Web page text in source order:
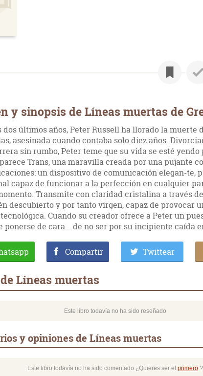
y sinopsis de Líneas muertas de
dos últimos años, Peter Russell ha llorado la muerte
asesinada cuando contaba solo diez años.
sin rumbo, Peter teme que su vida se esté yendo
Trans, una maravilla creada por una pujante
un dispositivo de comunicación elegan-te,
capaz de funcionar a la perfección en cualquier
Transmite con claridad cristalina a través
descubierto y por tanto virgen, capaz de provocar
Cuando su creador ofrece a Peter un
ponerse de cara... de no ser por su incipiente caída
Compartir Twittear
Líneas muertas
Este libro todavía no ha sido reseñado
y opiniones de Líneas muertas
Este libro todavía no ha sido comentado ¿Quieres ser el primero?